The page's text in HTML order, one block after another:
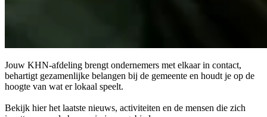
Jouw KHN-afdeling brengt ondernemers met elkaar in contact,
behartigt gezamenlijke belangen bij de gemeente en houdt je op de
hoogte van wat er lokaal speelt.
Bekijk hier het laatste nieuws, activiteiten en de mensen die zich